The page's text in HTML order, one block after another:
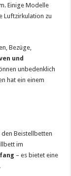
Einige Modelle
Luftzirkulation zu
Bezüge,
und
unbedenklich
hat ein einem
Beistellbetten
im
– es bietet eine